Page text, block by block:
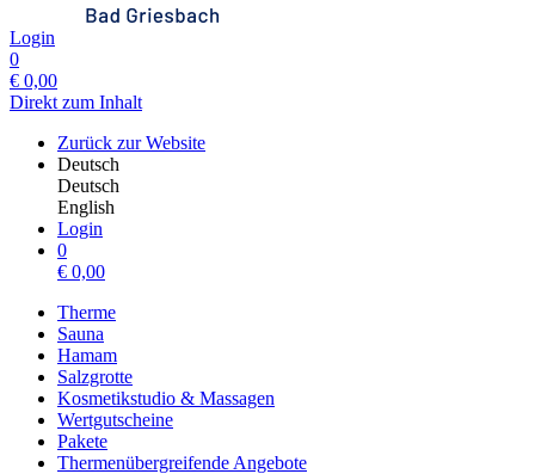
Login
0
€ 0,00
Direkt zum Inhalt
Zurück zur Website
Deutsch
Deutsch
English
Login
0
€ 0,00
Therme
Sauna
Hamam
Salzgrotte
Kosmetikstudio & Massagen
Wertgutscheine
Pakete
Thermenübergreifende Angebote